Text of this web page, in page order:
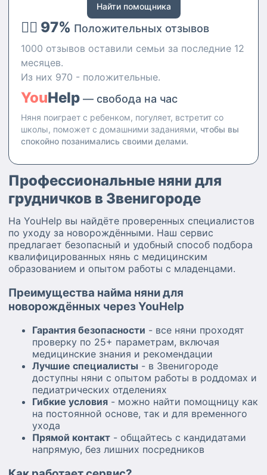
Найти помощника
👍🏻 97% Положительных отзывов
1000 отзывов оставили семьи за последние 12
месяцев.
Из них 970 - положительные.
YouHelp — свобода на час
Няня поиграет с ребенком, погуляет, встретит со
школы, поможет с домашними заданиями, чтобы вы
спокойно позанимались своими делами.
Профессиональные няни для
грудничков в Звенигороде
На YouHelp вы найдёте проверенных специалистов
по уходу за новорождёнными. Наш сервис
предлагает безопасный и удобный способ подбора
квалифицированных нянь с медицинским
образованием и опытом работы с младенцами.
Преимущества найма няни для
новорождённых через YouHelp
Гарантия безопасности - все няни проходят
проверку по 25+ параметрам, включая
медицинские знания и рекомендации
Лучшие специалисты - в Звенигороде
доступны няни с опытом работы в роддомах и
педиатрических отделениях
Гибкие условия - можно найти помощницу как
на постоянной основе, так и для временного
ухода
Прямой контакт - общайтесь с кандидатами
напрямую, без лишних посредников